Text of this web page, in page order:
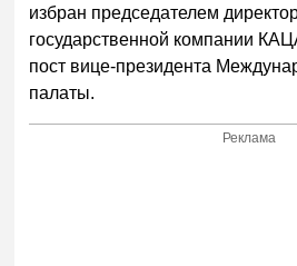
избран председателем
государственной компании
пост вице-президента
палаты.
Реклама